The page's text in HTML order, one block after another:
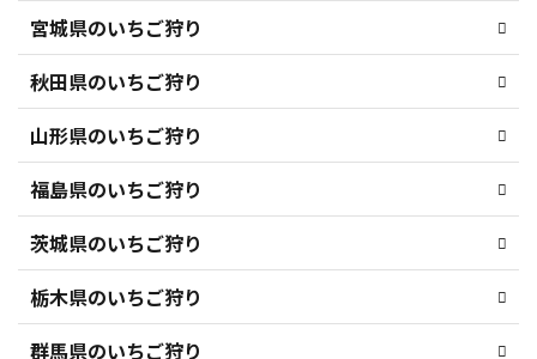
宮城県のいちご狩り
秋田県のいちご狩り
山形県のいちご狩り
福島県のいちご狩り
茨城県のいちご狩り
栃木県のいちご狩り
群馬県のいちご狩り